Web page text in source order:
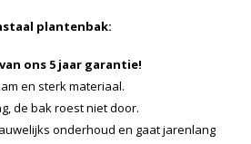
plantenbak:
ons 5 jaar garantie!
en sterk materiaal.
de bak roest niet door.
onderhoud en gaat jarenlang